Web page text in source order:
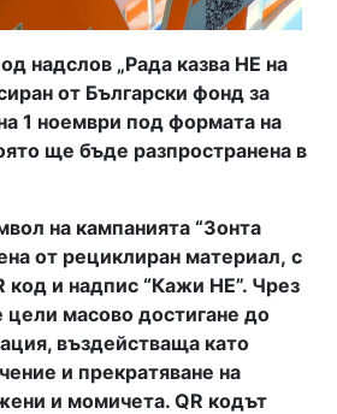
надслов „Рада казва НЕ на
от Български фонд за
1 ноември под формата на
ще бъде разпространена в
на кампанията “Зонта
от рециклиран материал, с
код и надпис “Кажи НЕ”. Чрез
цели масово достигане до
въздействаща като
и прекратяване на
и момичета. QR кодът